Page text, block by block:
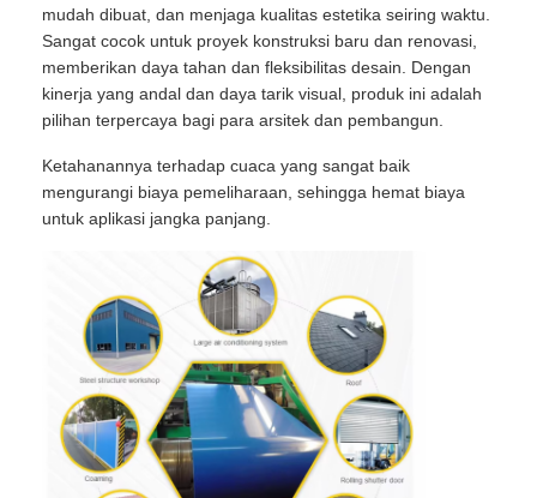
mudah dibuat, dan menjaga kualitas estetika seiring waktu.
Sangat cocok untuk proyek konstruksi baru dan renovasi,
memberikan daya tahan dan fleksibilitas desain. Dengan
kinerja yang andal dan daya tarik visual, produk ini adalah
pilihan terpercaya bagi para arsitek dan pembangun.
Ketahanannya terhadap cuaca yang sangat baik
mengurangi biaya pemeliharaan, sehingga hemat biaya
untuk aplikasi jangka panjang.